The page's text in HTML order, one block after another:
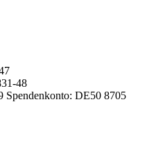
48
Spendenkonto: DE50 8705